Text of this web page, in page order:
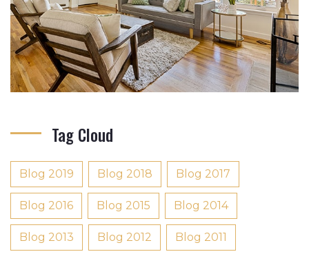
Tag Cloud
Blog 2019 Blog 2018 Blog 2017
Blog 2016 Blog 2015 Blog 2014
Blog 2013 Blog 2012 Blog 2011